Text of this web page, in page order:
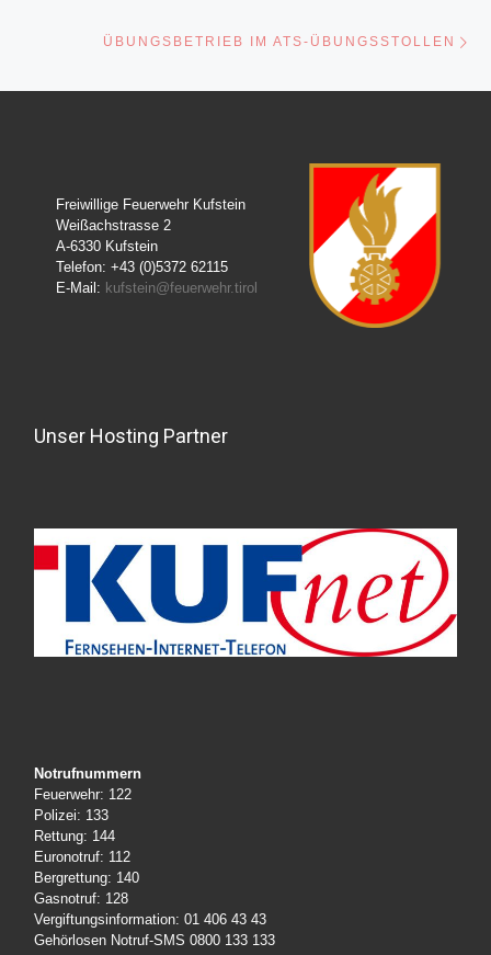
ÜBUNGSBETRIEB IM ATS-ÜBUNGSSTOLLEN
Freiwillige Feuerwehr Kufstein
Weißachstrasse 2
A-6330 Kufstein
Telefon: +43 (0)5372 62115
E-Mail: kufstein@feuerwehr.tirol
Unser Hosting Partner
Notrufnummern
Feuerwehr: 122
Polizei: 133
Rettung: 144
Euronotruf: 112
Bergrettung: 140
Gasnotruf: 128
Vergiftungsinformation: 01 406 43 43
Gehörlosen Notruf-SMS 0800 133 133